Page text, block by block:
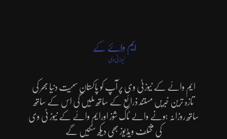
ایم وائے کے نیوزٹی وی پر آپ کو پاکستان سمیت دنیا بھر کی
تازہ ترین خبریں مستند ذرائع کے ساتھ ملیں گی اس کے ساتھ
ساتھ روزانہ ہونے والے ٹاک شوز اورایم وائے کے نیوز ٹی وی
کی مختلف ویڈیوز بھی دیکھ سکیں گے